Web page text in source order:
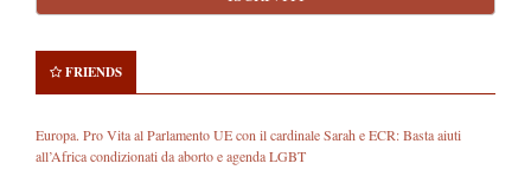
FRIENDS
Europa. Pro Vita al Parlamento UE con il cardinale Sarah e ECR: Basta aiuti
all’Africa condizionati da aborto e agenda LGBT